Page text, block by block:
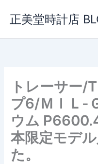
ス
正美堂時計店
トレーサー/
プ6/ＭＩＬ-
ウム
本限定モデ
た。